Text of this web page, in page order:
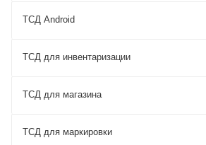
ТСД Android
ТСД для инвентаризации
ТСД для магазина
ТСД для маркировки